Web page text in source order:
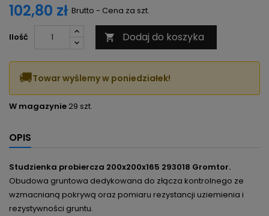
102,80 zł Brutto - Cena za szt.
Ilość  Dodaj do koszyka
🚚Towar wyślemy w poniedziałek!
W magazynie 29 szt.
OPIS
Studzienka probiercza 200x200x165 293018 Gromtor.
Obudowa gruntowa dedykowana do złącza kontrolnego ze
wzmacnianą pokrywą oraz pomiaru rezystancji uziemienia i
rezystywności gruntu.